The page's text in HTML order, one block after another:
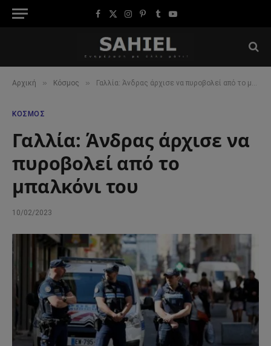
Facebook
X
Instagram
Pinterest
TumblrYouTube
Αρχική » Κόσμος » Γαλλία: Άνδρας άρχισε να πυροβολεί από το μπαλκόνι του
ΚΌΣΜΟΣ
Γαλλία: Άνδρας άρχισε να
πυροβολεί από το
μπαλκόνι του
10/02/2023